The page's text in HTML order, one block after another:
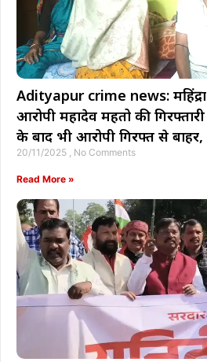
Adityapur crime news:
आरोपी महादेव महतो की
के बाद भी आरोपी गिरफ्त से बाहर,
20/11/2025 No Comments
Read More »